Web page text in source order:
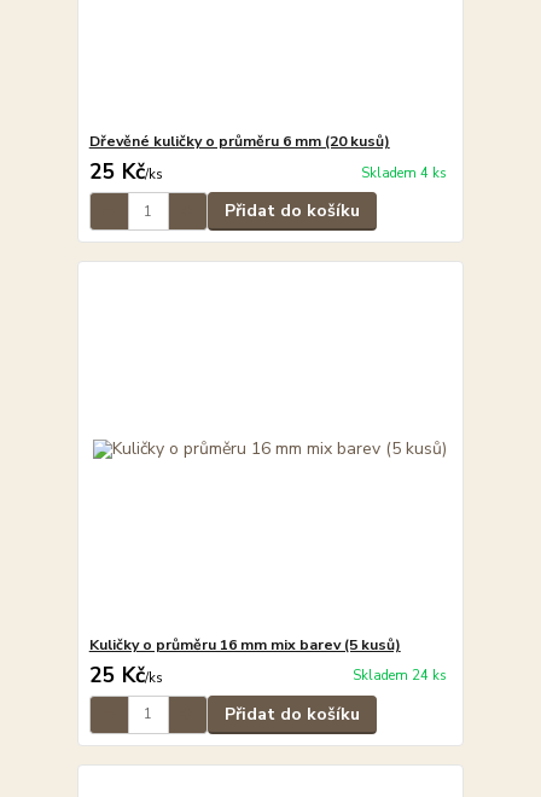
Dřevěné kuličky o průměru 6 mm (20 kusů)
25 Kč/ks Skladem 4 ks
Přidat do košíku
Kuličky o průměru 16 mm mix barev (5 kusů)
25 Kč/ks Skladem 24 ks
Přidat do košíku